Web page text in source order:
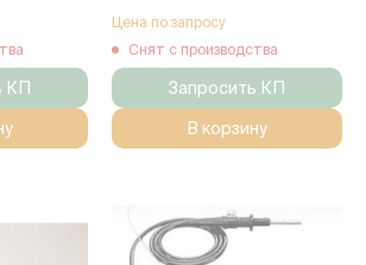
КП
Цена по запросу
Снят с производства
Запросить КП
В корзину